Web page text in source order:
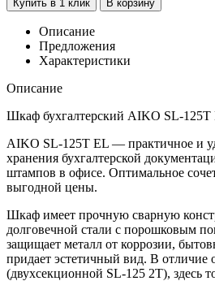
Купить в 1 клик В корзину
Описание
Предложения
Характеристики
Описание
Шкаф бухгалтерский AIKO SL-125Т
AIKO SL-125Т EL — практичное и
хранения бухгалтерской
штампов в офисе. Оптимальное
выгодной цены.
Шкаф имеет прочную сварную
долговечной стали с порошковым
защищает металл от коррозии,
придает эстетичный вид. В отличие
(двухсекционной SL-125 2Т), здесь